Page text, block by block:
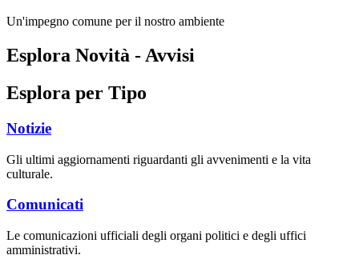
Un'impegno comune per il nostro ambiente
Esplora Novità - Avvisi
Esplora per Tipo
Notizie
Gli ultimi aggiornamenti riguardanti gli avvenimenti e la vita
culturale.
Comunicati
Le comunicazioni ufficiali degli organi politici e degli uffici
amministrativi.